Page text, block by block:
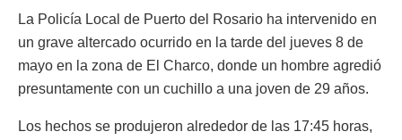
La Policía Local de Puerto del Rosario ha intervenido en
un grave altercado ocurrido en la tarde del jueves 8 de
mayo en la zona de El Charco, donde un hombre agredió
presuntamente con un cuchillo a una joven de 29 años.
Los hechos se produjeron alrededor de las 17:45 horas,